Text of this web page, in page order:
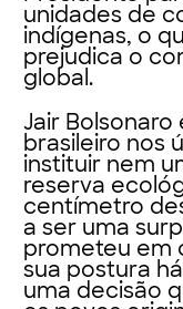
unidades de
indígenas, o
prejudica o
global.
Jair
brasileiro nos
instituir nem
reserva
centímetro
a ser uma
prometeu em
sua postura
uma decisão